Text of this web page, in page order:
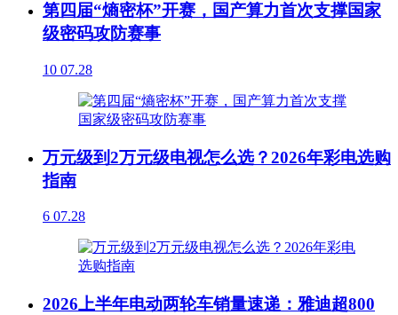
第四届“熵密杯”开赛，国产算力首次支撑国家
级密码攻防赛事
10 07.28
万元级到2万元级电视怎么选？2026年彩电选购
指南
6 07.28
2026上半年电动两轮车销量速递：雅迪超800